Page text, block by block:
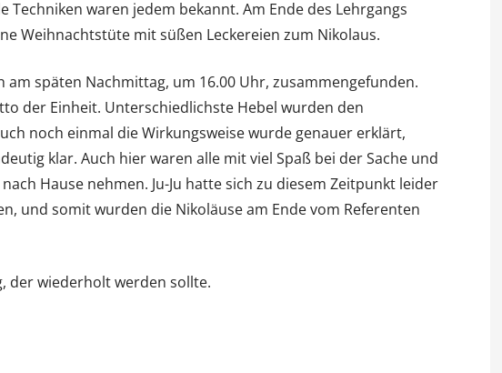
Techniken waren jedem bekannt. Am Ende des Lehrgangs
Weihnachtstüte mit süßen Leckereien zum Nikolaus.
am späten Nachmittag, um 16.00 Uhr, zusammengefunden.
der Einheit. Unterschiedlichste Hebel wurden den
noch einmal die Wirkungsweise wurde genauer erklärt,
klar. Auch hier waren alle mit viel Spaß bei der Sache und
Hause nehmen. Ju-Ju hatte sich zu diesem Zeitpunkt leider
und somit wurden die Nikoläuse am Ende vom Referenten
der wiederholt werden sollte.